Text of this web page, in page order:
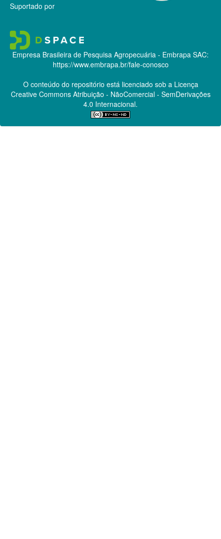
Suportado por
Empresa Brasileira de Pesquisa Agropecuária - Embrapa SAC:
https://www.embrapa.br/fale-conosco
O conteúdo do repositório está licenciado sob a Licença
Creative CommonsAtribuição - NãoComercial - SemDerivações
4.0 Internacional.